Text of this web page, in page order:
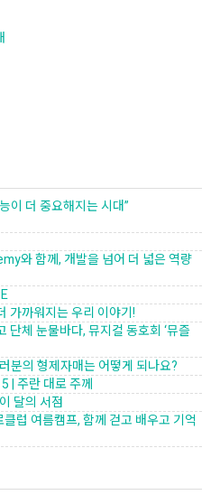
이 더 중요해지는 시대”
와 함께, 개발을 넘어 더 넓은 역량
가까워지는 우리 이야기!
단체 눈물바다, 뮤지컬 동호회 ‘뮤즐
분의 형제자매는 어떻게 되나요?
| 주란 대로 주께
달의 서점
클럽 여름캠프, 함께 걷고 배우고 기억